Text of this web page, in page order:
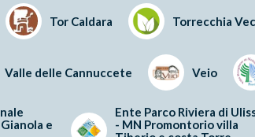
Tor Caldara Torrecchia
Valle delle Cannuccete Veio
e
Ente Parco Riviera di
- MN Promontorio villa